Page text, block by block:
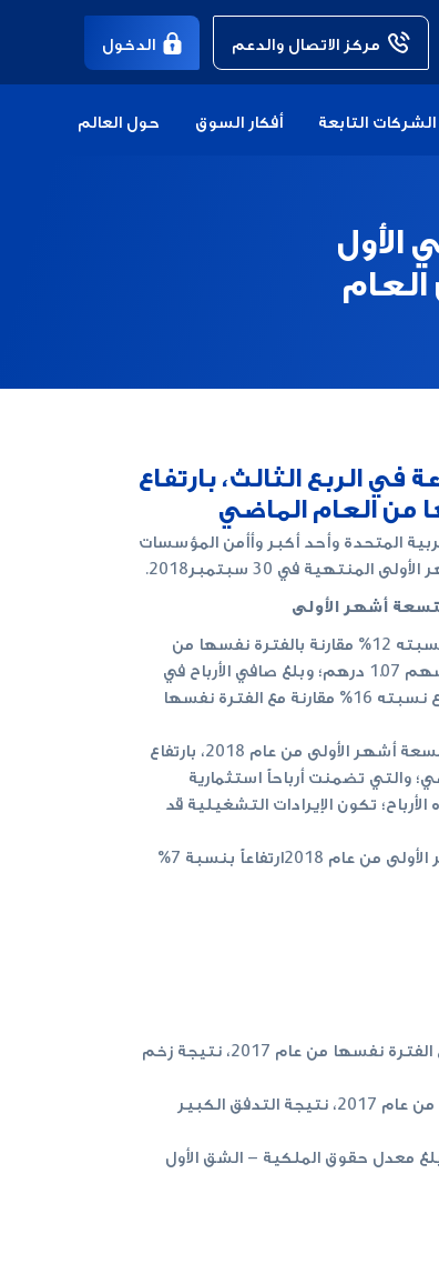
مركز الاتصال والدعم الدخول
الشركات التابعة أفكار السوق حول العالم
الأول
العام
في الربع الثالث، بارتفاع
المتحدة وأحد أكبر وأأمن المؤسسات
في 30 سبتمبر2018.
أشهر الأولى
بلغ صافي أرباح المجموعة 9.1 مليار درهم، بارتفاع نسبته 12% مقارنة بالفترة نفسها من
العام الماضي، وبلغت قيمة العائد السنوي على السهم 1.07 درهم؛ وبلغ صافي الأرباح في
الربع الثالث من العام الحالي 3.0 مليار درهم، بارتفاع نسبته 16% مقارنة مع الفترة نفسها
بلغت الإيرادات التشغيلية 14.6 مليار درهم في التسعة أشهر الأولى من عام 2018، بارتفاع
والتي تضمنت أرباحاً استثمارية
هذه الأرباح؛ تكون الإيرادات التشغيلية قد
حققت صافي الرسوم والعمولات خلال التسعة أشهر الأولى من عام 2018ارتفاعاً بنسبة 7%
بلغت القروض والسلفيات (صافي) 354 مليار درهم، بارتفاع نسبته 3% مقارنة مع الربع الثاني من العام الحالي، و8% مقارنة مع الفترة نفسها من عام 2017، نتيجة زخم
بلغت ودائع العملاء 455 مليار درهم، بارتفاع نسبته 6% مقارنة مع الربع الثاني من العام الحالي، و20% مقارنة مع الفترة ذاتها من عام 2017، نتيجة التدفق الكبير
رسملة جيدة؛ حيث وصل إجمالي حقوق الملكية إلى 100 مليار درهم، وبلغ معدل حقوق الملكية – الشق الأول